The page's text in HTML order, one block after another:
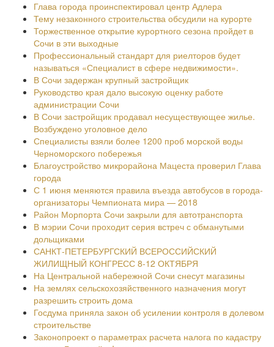
Глава города проинспектировал центр Адлера
Тему незаконного строительства обсудили на курорте
Торжественное открытие курортного сезона пройдет в
Сочи в эти выходные
Профессиональный стандарт для риелторов будет
называться «Специалист в сфере недвижимости».
В Сочи задержан крупный застройщик
Руководство края дало высокую оценку работе
администрации Сочи
В Сочи застройщик продавал несуществующее жилье.
Возбуждено уголовное дело
Специалисты взяли более 1200 проб морской воды
Черноморского побережья
Благоустройство микрорайона Мацеста проверил Глава
города
С 1 июня меняются правила въезда автобусов в города-
организаторы Чемпионата мира — 2018
Район Морпорта Сочи закрыли для автотранспорта
В мэрии Сочи проходит серия встреч с обманутыми
дольщиками
САНКТ-ПЕТЕРБУРГСКИЙ ВСЕРОССИЙСКИЙ
ЖИЛИЩНЫЙ КОНГРЕСС 8-12 ОКТЯБРЯ
На Центральной набережной Сочи снесут магазины
На землях сельскохозяйственного назначения могут
разрешить строить дома
Госдума приняла закон об усилении контроля в долевом
строительстве
Законопроект о параметрах расчета налога по кадастру